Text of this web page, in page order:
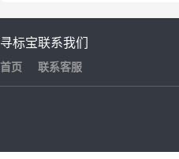
寻标宝
首页
联系我们
联系客服